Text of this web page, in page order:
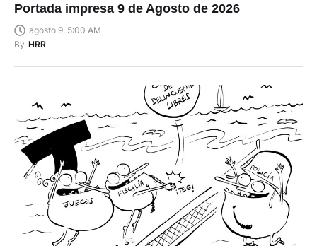
Portada impresa 9 de Agosto de 2026
agosto 9, 5:00 AM
By HRR